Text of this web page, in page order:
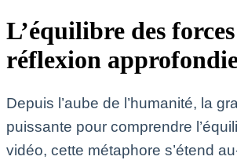
L’équilibre des
réflexion
Depuis l’aube de l’humanité, la
puissante pour comprendre
vidéo, cette métaphore s’étend